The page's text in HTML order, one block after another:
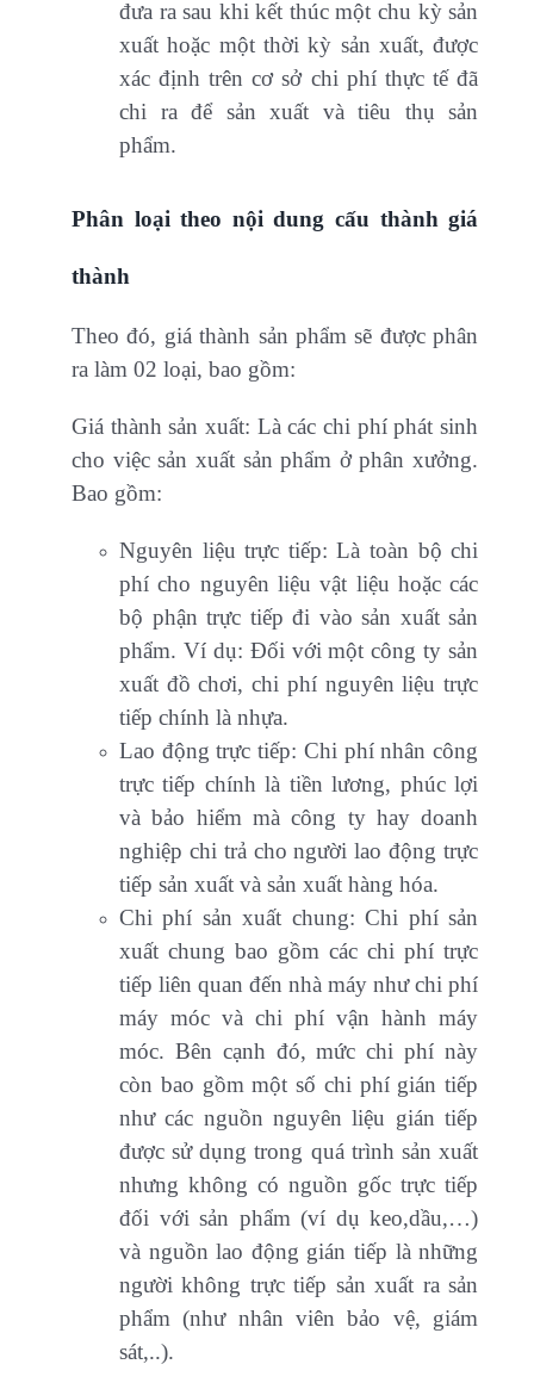
đưa ra sau khi kết thúc một chu kỳ sản
xuất hoặc một thời kỳ sản xuất, được
xác định trên cơ sở chi phí thực tế đã
chi ra để sản xuất và tiêu thụ sản
phẩm.
Phân loại theo nội dung cấu thành giá
thành
Theo đó, giá thành sản phẩm sẽ được phân
ra làm 02 loại, bao gồm:
Giá thành sản xuất: Là các chi phí phát sinh
cho việc sản xuất sản phẩm ở phân xưởng.
Bao gồm:
Nguyên liệu trực tiếp: Là toàn bộ chi
phí cho nguyên liệu vật liệu hoặc các
bộ phận trực tiếp đi vào sản xuất sản
phẩm. Ví dụ: Đối với một công ty sản
xuất đồ chơi, chi phí nguyên liệu trực
tiếp chính là nhựa.
Lao động trực tiếp: Chi phí nhân công
trực tiếp chính là tiền lương, phúc lợi
và bảo hiểm mà công ty hay doanh
nghiệp chi trả cho người lao động trực
tiếp sản xuất và sản xuất hàng hóa.
Chi phí sản xuất chung: Chi phí sản
xuất chung bao gồm các chi phí trực
tiếp liên quan đến nhà máy như chi phí
máy móc và chi phí vận hành máy
móc. Bên cạnh đó, mức chi phí này
còn bao gồm một số chi phí gián tiếp
như các nguồn nguyên liệu gián tiếp
được sử dụng trong quá trình sản xuất
nhưng không có nguồn gốc trực tiếp
đối với sản phẩm (ví dụ keo,dầu,…)
và nguồn lao động gián tiếp là những
người không trực tiếp sản xuất ra sản
phẩm (như nhân viên bảo vệ, giám
sát,..).